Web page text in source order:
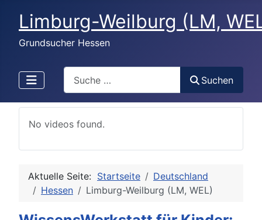
Limburg-Weilburg (LM,
Grundsucher Hessen
Suchen
No videos found.
Aktuelle Seite: Startseite
Deutschland
Hessen
Limburg-Weilburg (LM, WEL)